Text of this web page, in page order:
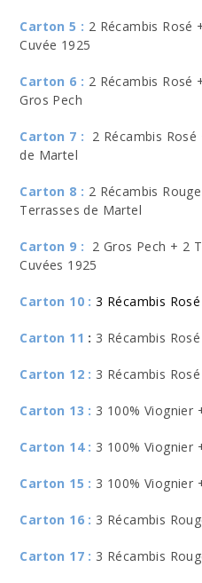
Carton 5 : 2 Récambis Rosé
Cuvée 1925
Carton 6 : 2 Récambis Rosé
Gros Pech
Carton 7 : 2 Récambis
de Martel
Carton 8 : 2 Récambis
Terrasses de Martel
Carton 9 : 2 Gros Pech + 2
Cuvées 1925
Carton 10 : 3 Récambis
Carton 11 : 3 Récambis
Carton 12 : 3 Récambis
Carton 13 : 3 100% Viognier
Carton 14 : 3 100% Viognier
Carton 15 : 3 100% Viognier
Carton 16 : 3 Récambis
Carton 17 : 3 Récambis